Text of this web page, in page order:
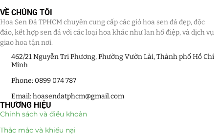
VỀ CHÚNG TÔI
Hoa Sen Đá TPHCM chuyên cung cấp các giỏ hoa sen đá đẹp, độc
đáo, kết hợp sen đá với các loại hoa khác như lan hồ điệp, và dịch vụ
giao hoa tận nơi.
462/21 Nguyễn Tri Phương, Phường Vườn Lài, Thành phố Hồ Chí
Minh
Phone: 0899 074 787
Email: hoasendatphcm@gmail.com
THƯƠNG HIỆU
Chính sách và điều khoản
Thắc mắc và khiếu nại